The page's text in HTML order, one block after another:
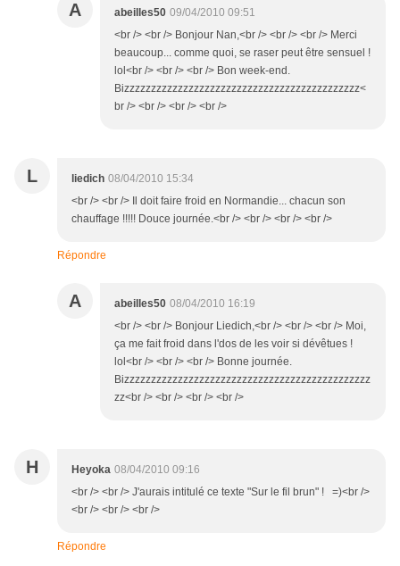
A abeilles50 09/04/2010 09:51
<br /> <br /> Bonjour Nan,<br /> <br /> <br /> Merci
beaucoup... comme quoi, se raser peut être sensuel !
lol<br /> <br /> <br /> Bon week-end.
Bizzzzzzzzzzzzzzzzzzzzzzzzzzzzzzzzzzzzzzzzzzzz<
br /> <br /> <br /> <br />
L liedich 08/04/2010 15:34
<br /> <br /> Il doit faire froid en Normandie... chacun son
chauffage !!!!! Douce journée.<br /> <br /> <br /> <br />
Répondre
A abeilles50 08/04/2010 16:19
<br /> <br /> Bonjour Liedich,<br /> <br /> <br /> Moi,
ça me fait froid dans l'dos de les voir si dévêtues !
lol<br /> <br /> <br /> Bonne journée.
Bizzzzzzzzzzzzzzzzzzzzzzzzzzzzzzzzzzzzzzzzzzzzzz
zz<br /> <br /> <br /> <br />
H Heyoka 08/04/2010 09:16
<br /> <br /> J'aurais intitulé ce texte "Sur le fil brun" ! =)<br />
<br /> <br /> <br />
Répondre